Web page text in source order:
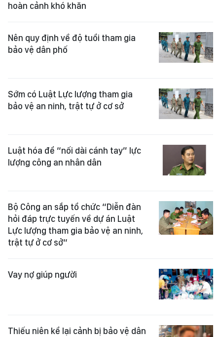
hoàn cảnh khó khăn
Nên quy định về độ tuổi tham gia
bảo vệ dân phố
Sớm có Luật Lực lượng tham gia
bảo vệ an ninh, trật tự ở cơ sở
Luật hóa để “nối dài cánh tay” lực
lượng công an nhân dân
Bộ Công an sắp tổ chức “Diễn đàn
hỏi đáp trực tuyến về dự án Luật
Lực lượng tham gia bảo vệ an ninh,
trật tự ở cơ sở“
Vay nợ giúp người
Thiếu niên kể lại cảnh bị bảo vệ dân